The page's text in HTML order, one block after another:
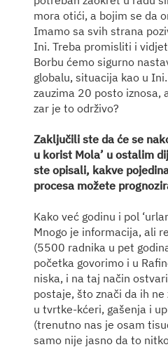
mora otići, a bojim se da
Imamo sa svih strana
Ini. Treba promisliti i
Borbu ćemo sigurno
globalu, situacija kao u
zauzima 20 posto iznosa,
zar je to održivo?
Zaključili ste da će se
u korist Mola’ u ostalim
ste opisali, kakve
procesa možete
Kako već godinu i pol
Mnogo je informacija, ali
(5500 radnika u pet
početka govorimo i u
niska, i na taj način
postaje, što znači da ih
u tvrtke-kćeri, gašenja i
(trenutno nas je osam
samo nije jasno da to